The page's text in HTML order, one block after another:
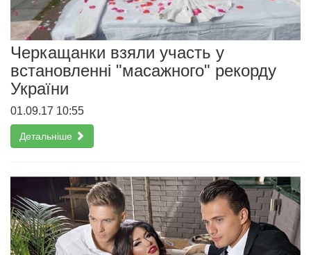
Черкащанки взяли участь у
встановленні "масажного" рекорду
України
01.09.17 10:55
Детальніше